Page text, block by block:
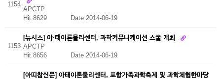
1154
APCTP
Hit 8629 Date 2014-06-19
1153
[뉴시스] 아·태이론물리센터, 과학커뮤니케이션 스쿨 개최
APCTP
Hit 8656
Date 2014-06-19
[아띠참신문] 아태이론물리센터, 포항가족과학축제 및 과학체험한마당